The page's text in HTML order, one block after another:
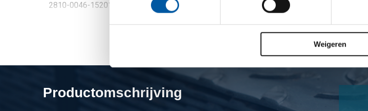
Weigeren
2810-0046-1520152 Alu Z-profiel EN AW-6060 T66 15x20x15x2 a 6 mtr
Productomschrijving